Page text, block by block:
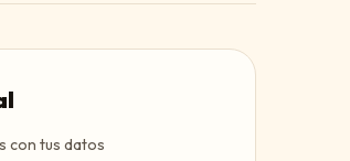
con tus datos